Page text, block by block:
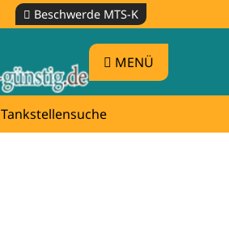
Beschwerde MTS-K
MENÜ
Tankstellensuche